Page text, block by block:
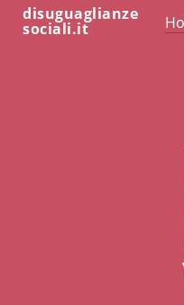
disuguaglianze
sociali.it